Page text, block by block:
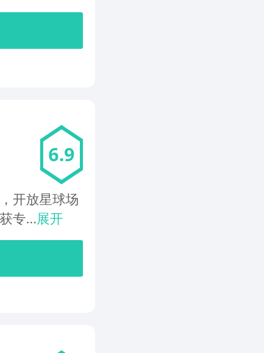
6.9
开放星球场
专...展开